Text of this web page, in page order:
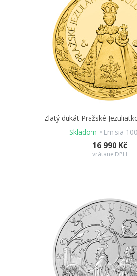
Zlatý dukát Pražské
Skladom
Emisia
16 990 Kč
vrátane DPH